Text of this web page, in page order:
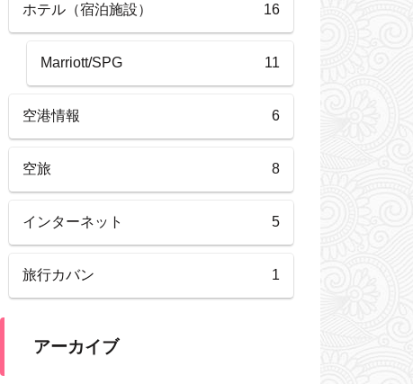
ホテル（宿泊施設） 16
Marriott/SPG 11
空港情報 6
空旅 8
インターネット 5
旅行カバン 1
アーカイブ